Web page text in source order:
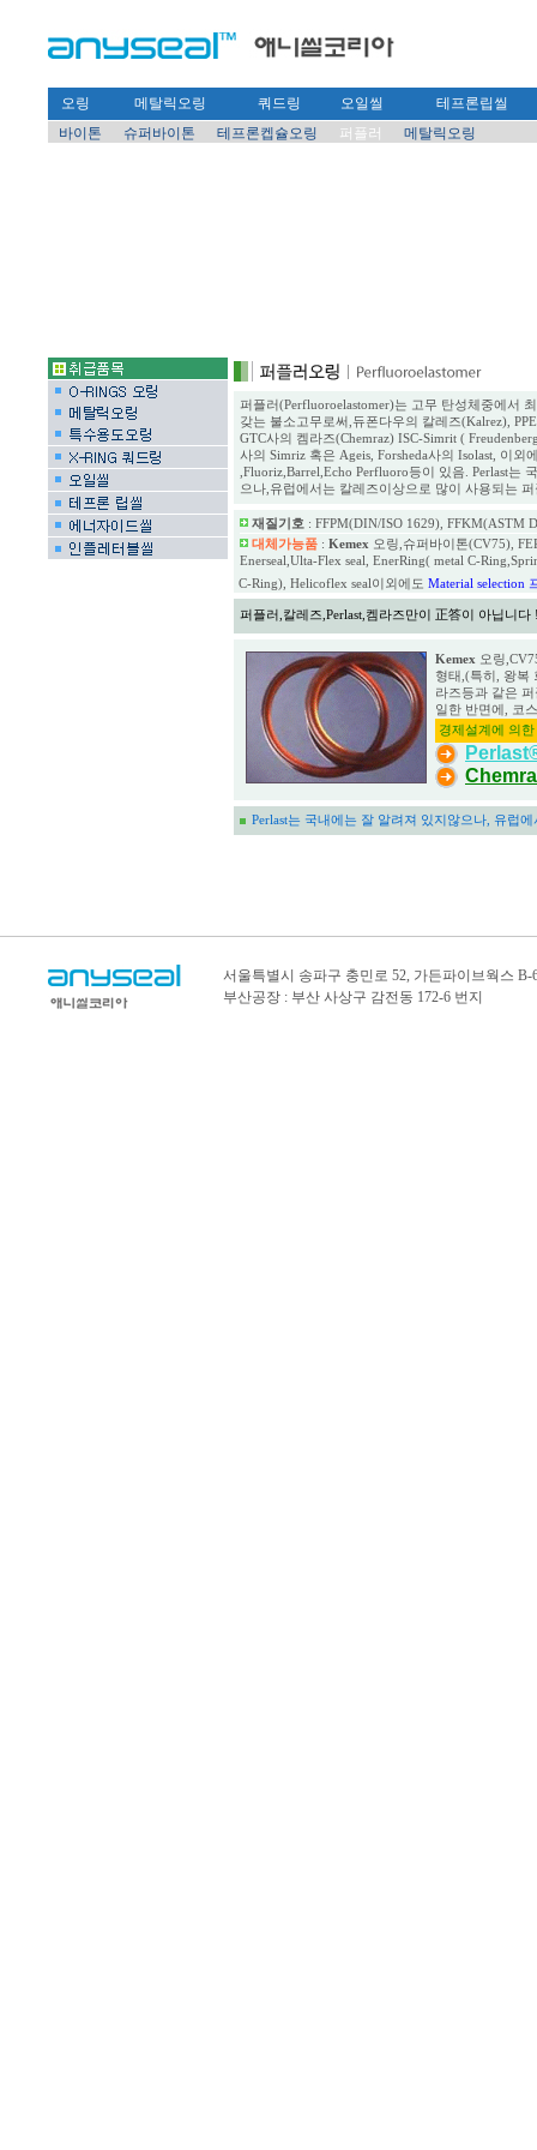
오링 메탈릭오링 쿼드링 오일씰
테프론립씰
바이톤
슈퍼바이톤 테프론켑슐오링 퍼플러 메탈릭오링
퍼플러(Perfluoroelastomer)는 고무 탄성체중에서
갖는 불소고무로써,듀폰다우의 칼레즈(Kalrez),
GTC사의 켐라즈(Chemraz) ISC-Simrit (
사의 Simriz 혹은 Ageis, Forsheda사의 Isolast, 이외
,Fluoriz,Barrel,Echo Perfluoro등이 있음. Perlast는
으나,유럽에서는 칼레즈이상으로 많이 사용되는
재질기호 : FFPM(DIN/ISO 1629), FFKM(ASTM
대체가능품 : Kemex 오링,슈퍼바이톤(CV75),
Enerseal,Ulta-Flex seal, EnerRing( metal C-
C-Ring), Helicoflex seal이외에도 Material selection
퍼플러,칼레즈,Perlast,켐라즈만이 正答이 아닙니다
Kemex 오링
형태,(특히, 왕복
라즈등과 같은
일한 반면에, 코
경제설계에 의
Perlast는 국내에는 잘 알려져 있지않으나, 유럽
서울특별시 송파구 충민로 52, 가든파이브웍스 B-
부산공장 : 부산 사상구 감전동 172-6 번지